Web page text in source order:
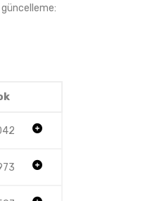
güncelleme: